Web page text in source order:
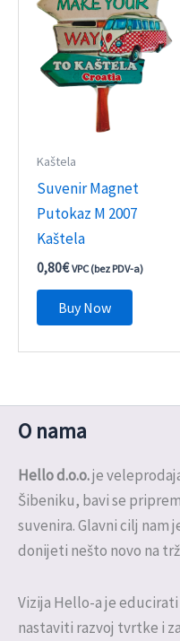
Kaštela
Suvenir Magnet
Putokaz M 2007
Kaštela
0,80€ VPC (bez PDV-a)
Buy Now
O nama
Hello d.o.o.je
Šibeniku, bavi se
suvenira. Glavni cilj
donijeti nešto novo na
Vizija Hello-a je
nastaviti razvoj tvrtke i